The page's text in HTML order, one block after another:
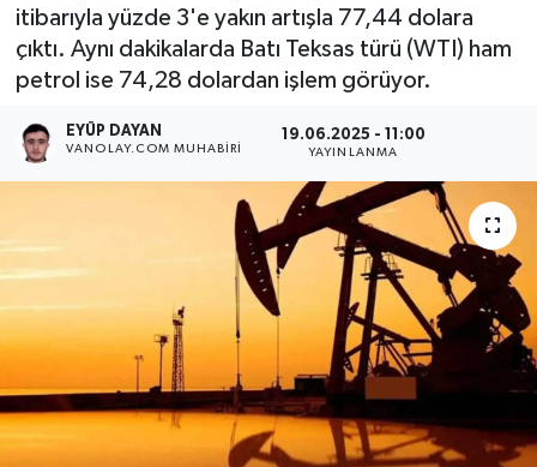
itibarıyla yüzde 3'e yakın artışla 77,44 dolara
çıktı. Aynı dakikalarda Batı Teksas türü (WTI) ham
petrol ise 74,28 dolardan işlem görüyor.
EYÜP DAYAN
VANOLAY.COM MUHABIRI
19.06.2025 - 11:00
YAYINLANMA
Sağlık
Eğitim
Bilim & Teknoloji
RESMİ İLANLAR
Süper Lig Puan Durumu ve Fikstür
Tüm Manşetler
Son Dakika Haberleri